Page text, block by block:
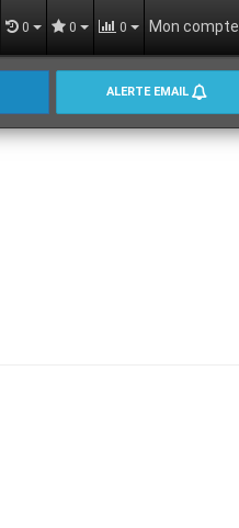
0 0 0 Mon compte
ALERTE EMAIL